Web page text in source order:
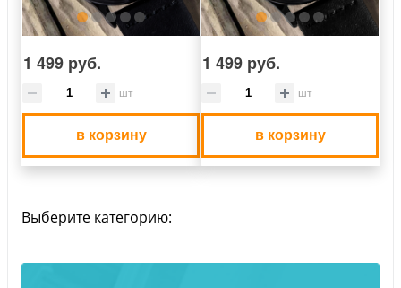
1 499 руб.
шт
в корзину
1 499 руб.
шт
в корзину
Выберите категорию: